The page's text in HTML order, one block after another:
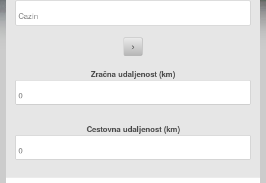
Zračna udaljenost (km)
Cestovna udaljenost (km)